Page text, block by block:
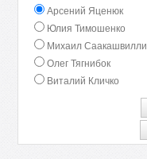
Арсений Яценюк
Юлия Тимошенко
Михаил Саакашвилли
Олег Тягнибок
Виталий Кличко